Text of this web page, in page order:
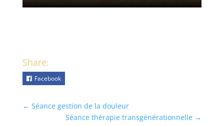
Share:
Facebook
← Séance gestion de la douleur
Séance thérapie transgénérationnelle →